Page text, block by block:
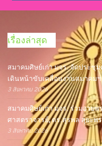
เรื่องล่าสุด
สมาคมศิษย์เก่า มจร. จัดประชุ
เดินหน้าขับเคลื่อนงานสมาคมฯ
3 สิงหาคม 2026
สมาคมศิษย์เก่า มจร. ร่วมอวยพ
ศาสตราจารย์, ดร.สุรพล สุยะพ
3 สิงหาคม 2026